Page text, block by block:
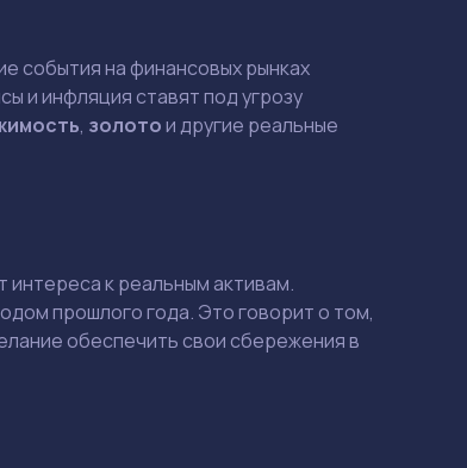
события на финансовых рынках
и инфляция ставят под угрозу
, золотои другие реальные
интереса к реальным активам.
прошлого года. Это говорит о том,
обеспечить свои сбережения в